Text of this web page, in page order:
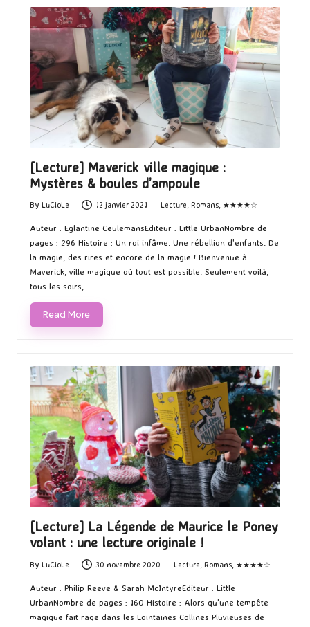
[Lecture] Maverick ville magique :
Mystères & boules d’ampoule
Posted
by
By LuCioLe 12 janvier 2021
in
Lecture, Romans, ★★★★☆
Auteur : Eglantine CeulemansEditeur : Little UrbanNombre de
pages : 296 Histoire : Un roi infâme. Une rébellion d'enfants. De
la magie, des rires et encore de la magie ! Bienvenue à
Maverick, ville magique où tout est possible. Seulement voilà,
tous les soirs,…
Read More
[Lecture] La Légende de Maurice le Poney
volant : une lecture originale !
Posted
by
By LuCioLe 30 novembre 2020
Posted
Lecture Romans, ★★★★☆
Auteur : Philip Reeve & Sarah McIntyreEditeur : Little
UrbanNombre de pages : 160 Histoire : Alors qu'une tempête
magique fait rage dans les Lointaines Collines Pluvieuses de